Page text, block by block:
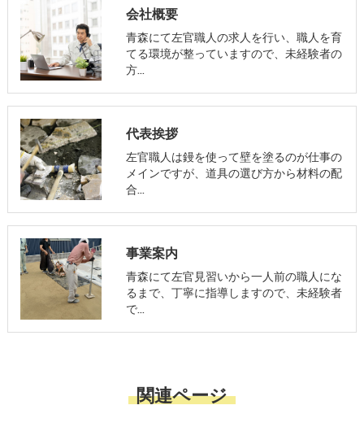
会社概要
青森にて左官職人の求人を行い、職人を育
てる環境が整っていますので、未経験者の
方…
代表挨拶
左官職人は鏝を使って壁を塗るのが仕事の
メインですが、道具の選び方から材料の配
合…
事業案内
青森にて左官見習いから一人前の職人にな
るまで、丁寧に指導しますので、未経験者
で…
関連ページ